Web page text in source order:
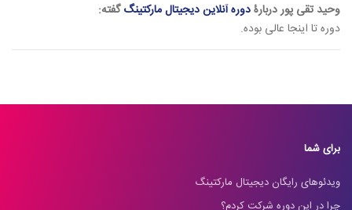
وحید تقی پور دربارۀدوره آنلاین دیجیتال مارکتینگگفته:
دوره تا اینجا عالی بوده.
برای شما
ویدئوهای رایگان دیجیتال مارکتینگ
چرا در این دوره شرکت کردم؟